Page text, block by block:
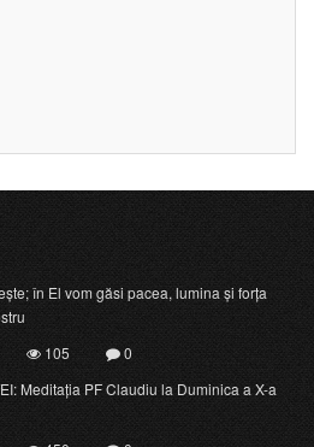
în El vom găsi pacea, lumina și forța
105
0
Meditația PF Claudiu la Duminica a X-a